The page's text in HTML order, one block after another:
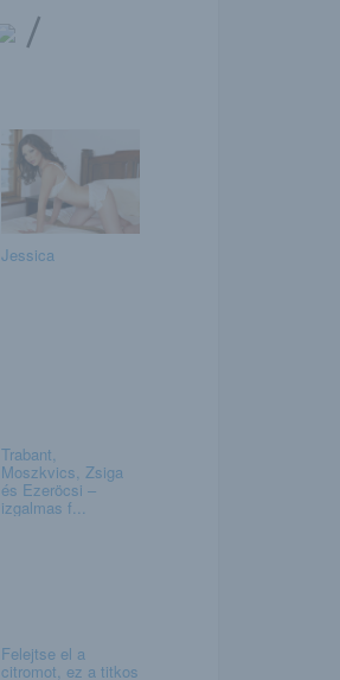
/
Jessica
Trabant,
Moszkvics, Zsiga
és Ezeröcsi –
izgalmas f...
Felejtse el a
citromot, ez a titkos